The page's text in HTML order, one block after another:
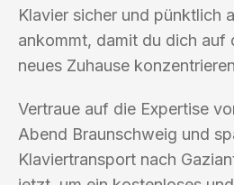
Klavier sicher und pünktlich
ankommt, damit du dich auf
neues Zuhause
Vertraue auf die Expertise
Abend Braunschweig und
Klaviertransport nach